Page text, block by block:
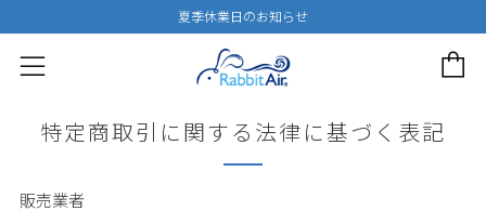
夏季休業日のお知らせ
メニュー
特定商取引に関する法律に基づく表記
販売業者